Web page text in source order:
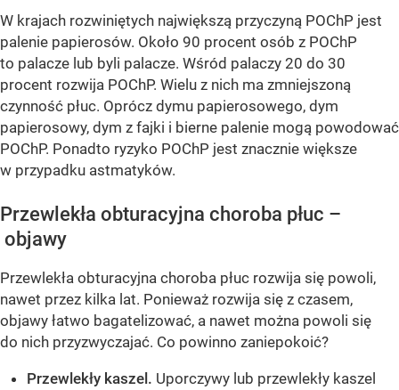
W krajach rozwiniętych największą przyczyną POChP jest
palenie papierosów. Około 90 procent osób z POChP
to palacze lub byli palacze. Wśród palaczy 20 do 30
procent rozwija POChP. Wielu z nich ma zmniejszoną
czynność płuc. Oprócz dymu papierosowego, dym
papierosowy, dym z fajki i bierne palenie mogą powodować
POChP. Ponadto ryzyko POChP jest znacznie większe
w przypadku astmatyków.
Przewlekła obturacyjna choroba płuc –
objawy
Przewlekła obturacyjna choroba płuc rozwija się powoli,
nawet przez kilka lat. Ponieważ rozwija się z czasem,
objawy łatwo bagatelizować, a nawet można powoli się
do nich przyzwyczajać. Co powinno zaniepokoić?
Przewlekły kaszel. Uporczywy lub przewlekły kaszel